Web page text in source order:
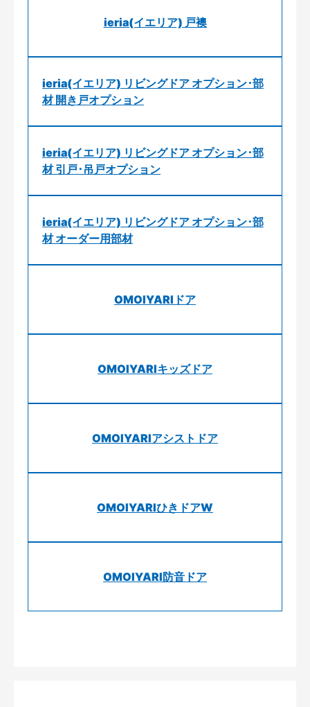
ieria(イエリア) 戸襖
ieria(イエリア) リビングドア オプション･部
材 開き戸オプション
ieria(イエリア) リビングドア オプション･部
材 引戸･吊戸オプション
ieria(イエリア) リビングドア オプション･部
材 オーダー用部材
OMOIYARIドア
OMOIYARIキッズドア
OMOIYARIアシストドア
OMOIYARIひきドアW
OMOIYARI防音ドア